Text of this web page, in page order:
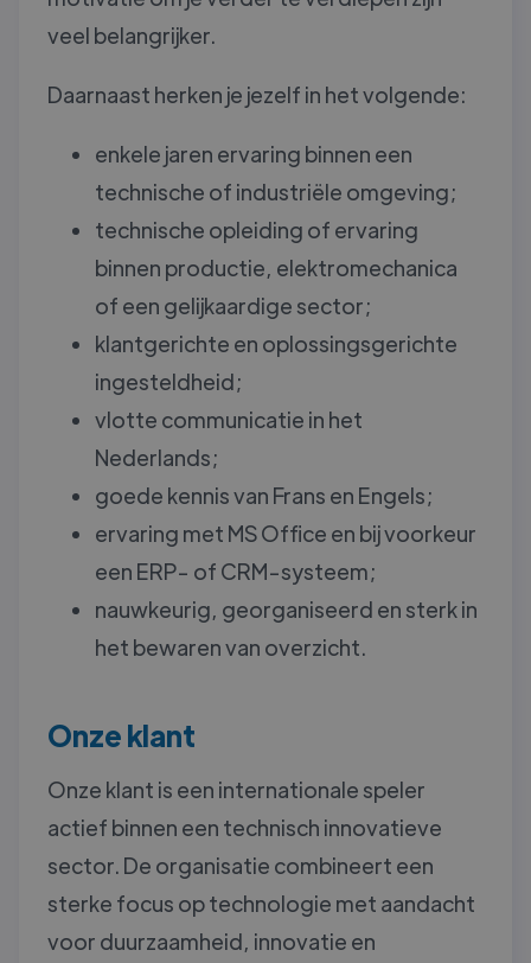
veel belangrijker.
Daarnaast herken je jezelf in het volgende:
enkele jaren ervaring binnen een
technische of industriële omgeving;
technische opleiding of ervaring
binnen productie, elektromechanica
of een gelijkaardige sector;
klantgerichte en oplossingsgerichte
ingesteldheid;
vlotte communicatie in het
Nederlands;
goede kennis van Frans en Engels;
ervaring met MS Office en bij voorkeur
een ERP- of CRM-systeem;
nauwkeurig, georganiseerd en sterk in
het bewaren van overzicht.
Onze klant
Onze klant is een internationale speler
actief binnen een technisch innovatieve
sector. De organisatie combineert een
sterke focus op technologie met aandacht
voor duurzaamheid, innovatie en